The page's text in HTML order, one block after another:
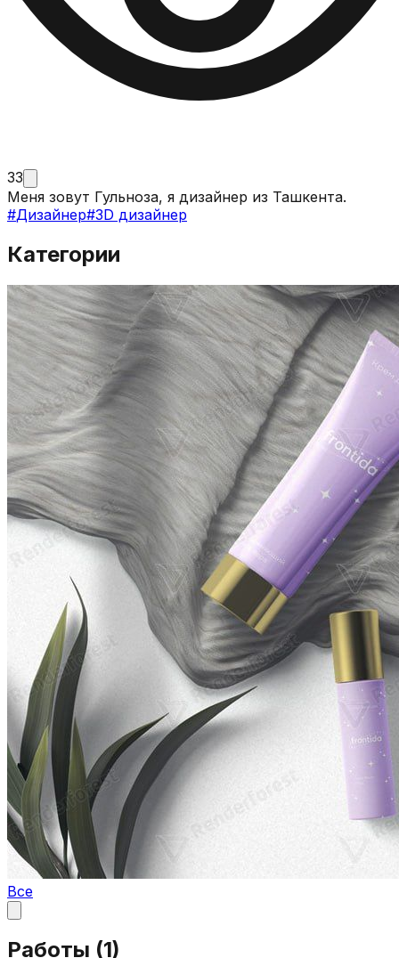
33
Меня зовут Гульноза, я дизайнер из Ташкента.
#Дизайнер#3D дизайнер
Категории
Все
Работы (1)